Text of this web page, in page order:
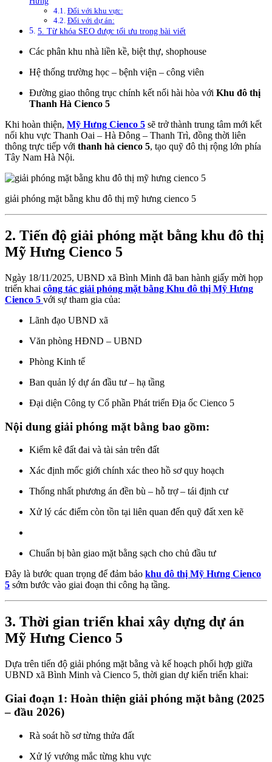
Đối với khu vực:
Đối với dự án:
5. Từ khóa SEO được tối ưu trong bài viết
Các phân khu nhà liền kề, biệt thự, shophouse
Hệ thống trường học – bệnh viện – công viên
Đường giao thông trục chính kết nối hài hòa với Khu đô thị
Thanh Hà Cienco 5
Khi hoàn thiện, Mỹ Hưng Cienco 5 sẽ trở thành trung tâm mới kết
nối khu vực Thanh Oai – Hà Đông – Thanh Trì, đồng thời liên
thông trực tiếp với thanh hà cienco 5, tạo quỹ đô thị rộng lớn phía
Tây Nam Hà Nội.
giải phóng mặt bằng khu đô thị mỹ hưng cienco 5
2. Tiến độ giải phóng mặt bằng khu đô thị
Mỹ Hưng Cienco 5
Ngày 18/11/2025, UBND xã Bình Minh đã ban hành giấy mời họp
triển khai công tác giải phóng mặt bằng Khu đô thị Mỹ Hưng
Cienco 5 với sự tham gia của:
Lãnh đạo UBND xã
Văn phòng HĐND – UBND
Phòng Kinh tế
Ban quản lý dự án đầu tư – hạ tầng
Đại diện Công ty Cổ phần Phát triển Địa ốc Cienco 5
Nội dung giải phóng mặt bằng bao gồm:
Kiểm kê đất đai và tài sản trên đất
Xác định mốc giới chính xác theo hồ sơ quy hoạch
Thống nhất phương án đền bù – hỗ trợ – tái định cư
Xử lý các điểm còn tồn tại liên quan đến quỹ đất xen kẽ
Chuẩn bị bàn giao mặt bằng sạch cho chủ đầu tư
Đây là bước quan trọng để đảm bảo khu đô thị Mỹ Hưng Cienco
5 sớm bước vào giai đoạn thi công hạ tầng.
3. Thời gian triển khai xây dựng dự án
Mỹ Hưng Cienco 5
Dựa trên tiến độ giải phóng mặt bằng và kế hoạch phối hợp giữa
UBND xã Bình Minh và Cienco 5, thời gian dự kiến triển khai:
Giai đoạn 1: Hoàn thiện giải phóng mặt bằng (2025
– đầu 2026)
Rà soát hồ sơ từng thửa đất
Xử lý vướng mắc từng khu vực